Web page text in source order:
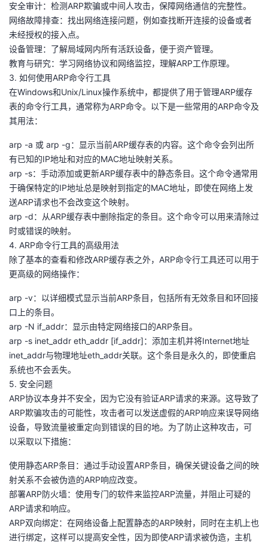
坛
圈
子
的
直
播
我
的
活
我
的
注
我
的
发
者
学
堂
我
程
认
证
的
实
验
我
的
收
藏
我
Programs
我
的
支
持
我
的
技
术
支
持
我
的
云
声
建
议
安全审计：检测ARP欺骗或中间人攻击，保障网络通信的完整性。
网络故障排查：找出网络连接问题，例如查找断开连接的设备或者
未经授权的接入点。
设备管理：了解局域网内所有活跃设备，便于资产管理。
教育与研究：学习网络协议和网络监控，理解ARP工作原理。
3. 如何使用ARP命令行工具
在Windows和Unix/Linux操作系统中，都提供了用于管理ARP缓存
表的命令行工具，通常称为ARP命令。以下是一些常用的ARP命令及
其用法：
arp -a 或 arp -g：显示当前ARP缓存表的内容。这个命令会列出所
有已知的IP地址和对应的MAC地址映射关系。
arp -s：手动添加或更新ARP缓存表中的静态条目。这个命令通常用
于确保特定的IP地址总是映射到指定的MAC地址，即使在网络上发
送ARP请求也不会改变这个映射。
arp -d：从ARP缓存表中删除指定的条目。这个命令可以用来清除过
时或错误的映射。
4. ARP命令行工具的高级用法
除了基本的查看和修改ARP缓存表之外，ARP命令行工具还可以用于
更高级的网络操作：
arp -v：以详细模式显示当前ARP条目，包括所有无效条目和环回接
口上的条目。
arp -N if_addr：显示由特定网络接口的ARP条目。
arp -s inet_addr eth_addr [if_addr]：添加主机并将Internet地址
inet_addr与物理地址eth_addr关联。这个条目是永久的，即使重启
系统也不会丢失。
5. 安全问题
ARP协议本身并不安全，因为它没有验证ARP请求的来源。这导致了
ARP欺骗攻击的可能性，攻击者可以发送虚假的ARP响应来误导网络
设备，导致流量被重定向到错误的目的地。为了防止这种攻击，可
以采取以下措施：
使用静态ARP条目：通过手动设置ARP条目，确保关键设备之间的映
射关系不会被伪造的ARP响应改变。
部署ARP防火墙：使用专门的软件来监控ARP流量，并阻止可疑的
ARP请求和响应。
ARP双向绑定：在网络设备上配置静态的ARP映射，同时在主机上也
进行绑定，这样可以提高安全性，因为即使ARP请求被伪造，主机